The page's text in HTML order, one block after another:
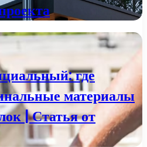
где
материалы
| Статья от